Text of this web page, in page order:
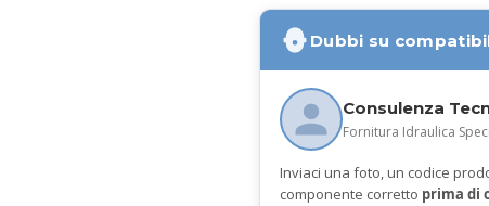
Dubbi su
Consulenza
Fornitura Idraulica
Inviaci una foto, un codice
componente corretto prima di